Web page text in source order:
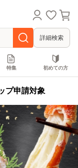
詳細検索
特集 初めての方
プ申請対象